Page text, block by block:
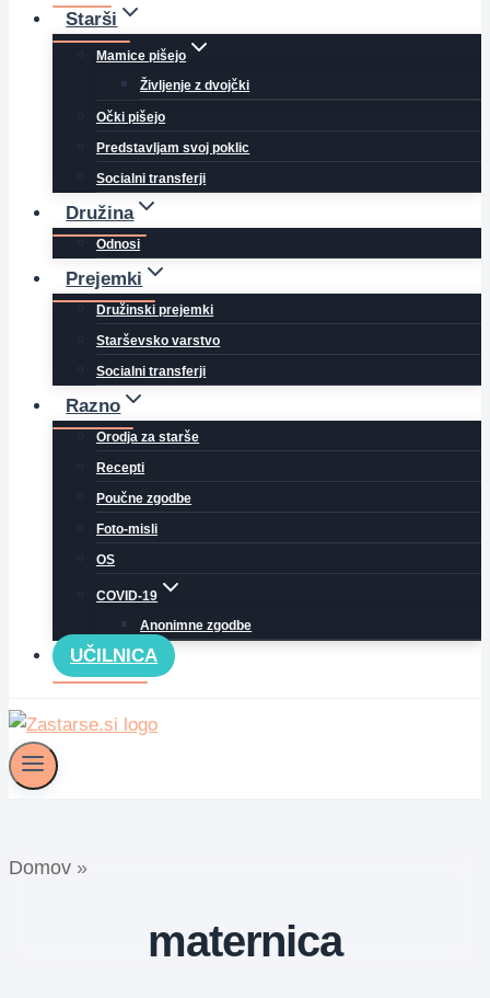
Starši
Mamice pišejo
Življenje z dvojčki
Očki pišejo
Predstavljam svoj poklic
Socialni transferji
Družina
Odnosi
Prejemki
Družinski prejemki
Starševsko varstvo
Socialni transferji
Razno
Orodja za starše
Recepti
Poučne zgodbe
Foto-misli
OS
COVID-19
Anonimne zgodbe
UČILNICA
Domov »
maternica